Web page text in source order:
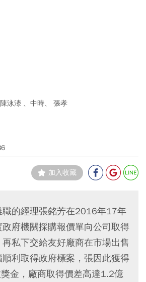
泳溙 、中時、 張孝
加入收藏
職的經理張銘芳在2016年17年
府機關採購報價單向公司取得
私下交給友好廠商在市場出售
利取得政府標案，張因此獲得
金，廠商取得價差高達1.2億